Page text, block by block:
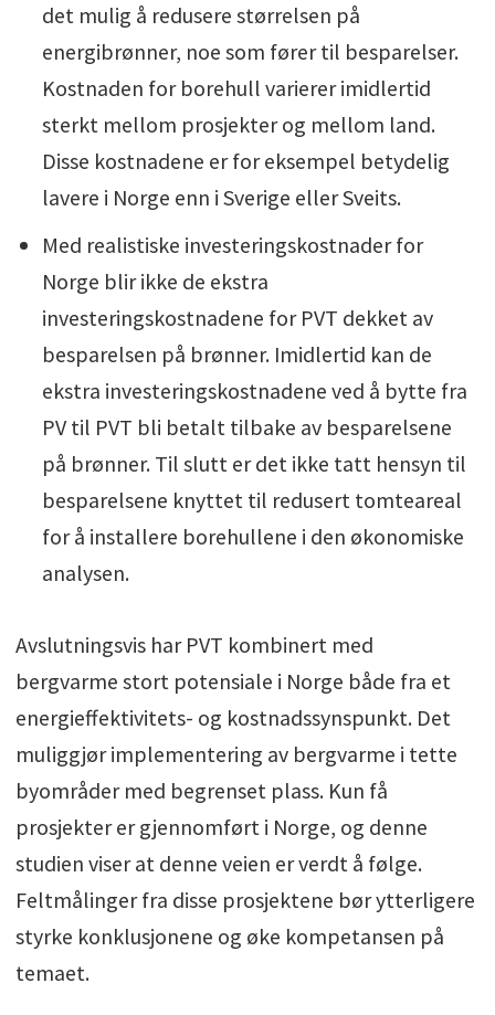
det mulig å redusere størrelsen på
energibrønner, noe som fører til besparelser.
Kostnaden for borehull varierer imidlertid
sterkt mellom prosjekter og mellom land.
Disse kostnadene er for eksempel betydelig
lavere i Norge enn i Sverige eller Sveits.
Med realistiske investeringskostnader for
Norge blir ikke de ekstra
investeringskostnadene for PVT dekket av
besparelsen på brønner. Imidlertid kan de
ekstra investeringskostnadene ved å bytte fra
PV til PVT bli betalt tilbake av besparelsene
på brønner. Til slutt er det ikke tatt hensyn til
besparelsene knyttet til redusert tomteareal
for å installere borehullene i den økonomiske
analysen.
Avslutningsvis har PVT kombinert med
bergvarme stort potensiale i Norge både fra et
energieffektivitets- og kostnadssynspunkt. Det
muliggjør implementering av bergvarme i tette
byområder med begrenset plass. Kun få
prosjekter er gjennomført i Norge, og denne
studien viser at denne veien er verdt å følge.
Feltmålinger fra disse prosjektene bør ytterligere
styrke konklusjonene og øke kompetansen på
temaet.